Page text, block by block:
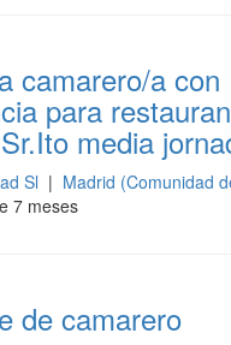
camarero/a con
para
media
Sl | Madrid (Comunidad
7 meses
de camarero